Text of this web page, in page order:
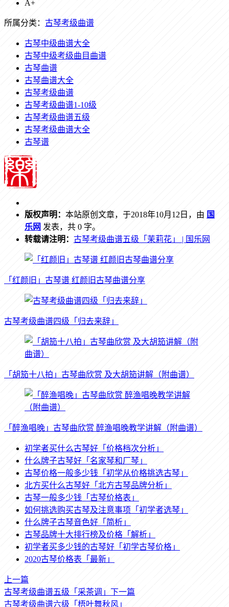
A+
所属分类： 古琴考级曲谱
古琴中级曲谱大全
古琴中级考级曲目曲谱
古琴曲谱
古琴曲谱大全
古琴考级曲谱
古琴考级曲谱1-10级
古琴考级曲谱五级
古琴考级曲谱大全
古琴谱
版权声明： 本站原创文章，于2018年10月12日，由 国
乐网 发表，共 0 字。
转载请注明： 古琴考级曲谱五级「茉莉花」 | 国乐网
「红颜旧」古琴谱 红颜旧古琴曲谱分享
古琴考级曲谱四级「归去来辞」
「胡笳十八拍」古琴曲欣赏 及大胡笳讲解（附曲谱）
「醉渔唱晚」古琴曲欣赏 醉渔唱晚教学讲解（附曲谱）
初学者买什么古琴好「价格档次分析」
什么牌子古琴好「名家琴和厂琴」
古琴价格一般多少钱「初学从价格挑选古琴」
北方买什么古琴好「北方古琴品牌分析」
古琴一般多少钱「古琴价格表」
如何挑选购买古琴及注意事项「初学者选琴」
什么牌子古琴音色好「简析」
古琴品牌十大排行榜及价格「解析」
初学者买多少钱的古琴好「初学古琴价格」
2020古琴价格表「最新」
上一篇
古琴考级曲谱五级「采茶调」 下一篇
古琴考级曲谱六级「梧叶舞秋风」